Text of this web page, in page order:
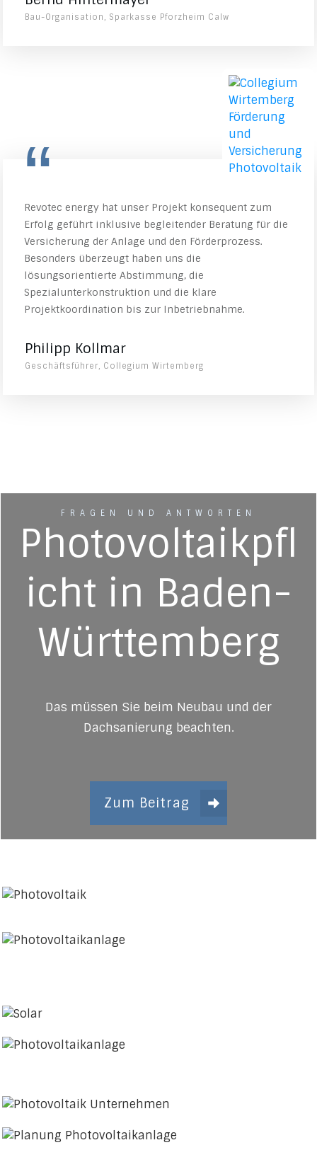
Bau-Organisation, Sparkasse Pforzheim Calw
“
Revotec energy hat unser Projekt konsequent zum
Erfolg geführt inklusive begleitender Beratung für die
Versicherung der Anlage und den Förderprozess.
Besonders überzeugt haben uns die
lösungsorientierte Abstimmung, die
Spezialunterkonstruktion und die klare
Projektkoordination bis zur Inbetriebnahme.
Philipp Kollmar
Geschäftsführer, Collegium Wirtemberg
FRAGEN UND ANTWORTEN
Photovoltaikpfl
icht in Baden-
Württemberg
Das müssen Sie beim Neubau und der
Dachsanierung beachten.
Zum Beitrag